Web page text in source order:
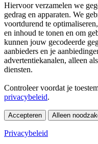
Hiervoor verzamelen we
gedrag en apparaten. We
voortdurend te
en inhoud te tonen en om
kunnen jouw gecodeerde
aanbieders en je
advertentiekanalen, alleen
diensten.
Controleer voordat je
privacybeleid.
Accepteren Alleen
Privacybeleid